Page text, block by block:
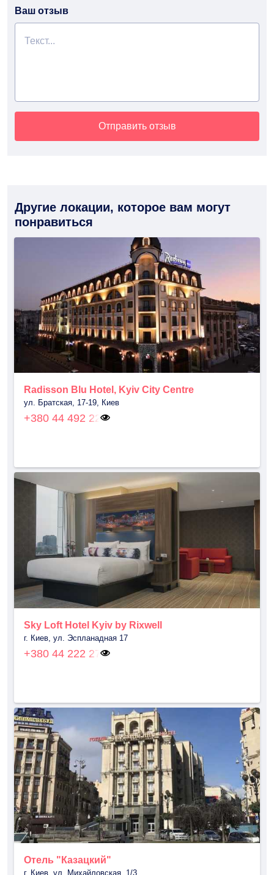
Ваш отзыв
Отправить отзыв
Другие локации, которое вам могут
понравиться
Radisson Blu Hotel, Kyiv City Centre
ул. Братская, 17-19, Киев
+380 44 492 22
Sky Loft Hotel Kyiv by Rixwell
г. Киев, ул. Эспланадная 17
+380 44 222 27
Отель "Казацкий"
г. Киев, ул. Михайловская, 1/3